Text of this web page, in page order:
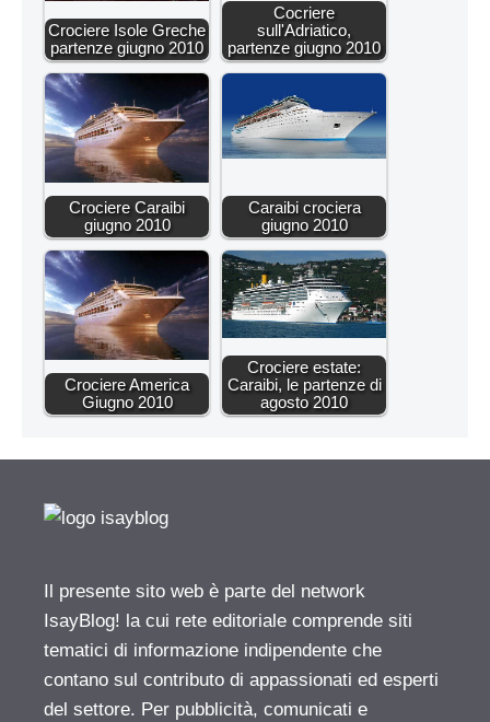
Crociere Isole Greche
partenze giugno 2010
Cocriere
sull'Adriatico,
partenze giugno 2010
Crociere Caraibi
giugno 2010
Caraibi crociera
giugno 2010
Crociere America
Giugno 2010
Crociere estate:
Caraibi, le partenze di
agosto 2010
Il presente sito web è parte del network
IsayBlog! la cui rete editoriale comprende siti
tematici di informazione indipendente che
contano sul contributo di appassionati ed esperti
del settore. Per pubblicità, comunicati e